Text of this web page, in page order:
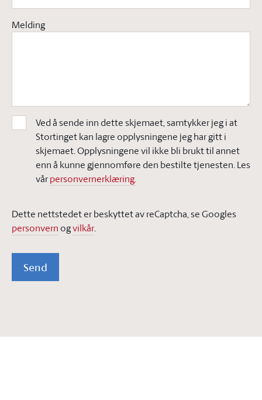
Melding
Ved å sende inn dette skjemaet, samtykker jeg i at
Stortinget kan lagre opplysningene jeg har gitt i
skjemaet. Opplysningene vil ikke bli brukt til annet
enn å kunne gjennomføre den bestilte tjenesten. Les
vårpersonvernerklæring.
Dette nettstedet er beskyttet av reCaptcha, se Googles
personvern ogvilkår.
Send